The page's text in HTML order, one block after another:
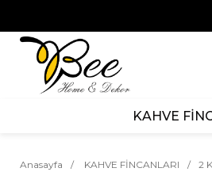
KAHVE
Anasayfa KAHVE FİNCANLARI 2